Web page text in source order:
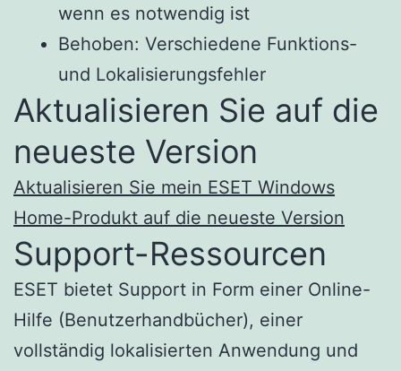
wenn es notwendig ist
Behoben: Verschiedene Funktions-
und Lokalisierungsfehler
Aktualisieren Sie auf die
neueste Version
Aktualisieren Sie mein ESET Windows
Home-Produkt auf die neueste Version
Support-Ressourcen
ESET bietet Support in Form einer Online-
Hilfe (Benutzerhandbücher), einer
vollständig lokalisierten Anwendung und